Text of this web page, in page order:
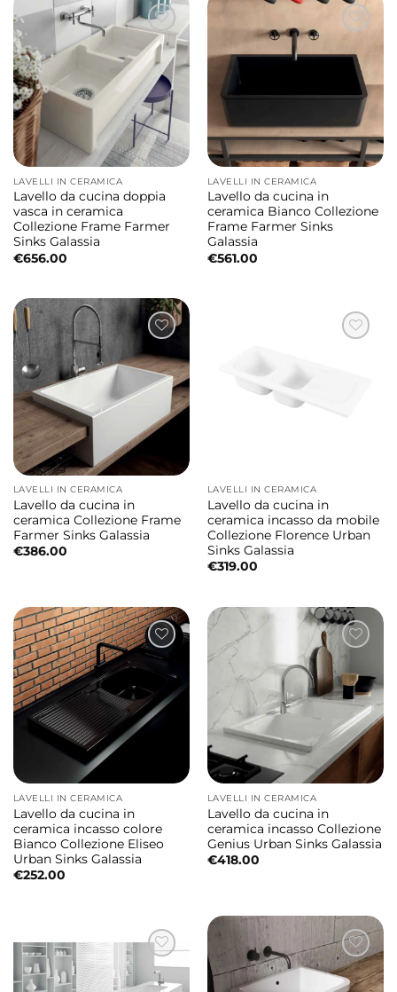
LAVELLI IN CERAMICA
Lavello da cucina doppia
vasca in ceramica
Collezione Frame Farmer
Sinks Galassia
€656.00
LAVELLI IN CERAMICA
Lavello da cucina in
ceramica Bianco Collezione
Frame Farmer Sinks
Galassia
€561.00
LAVELLI IN CERAMICA
Lavello da cucina in
ceramica Collezione Frame
Farmer Sinks Galassia
€386.00
LAVELLI IN CERAMICA
Lavello da cucina in
ceramica incasso da mobile
Collezione Florence Urban
Sinks Galassia
€319.00
LAVELLI IN CERAMICA
Lavello da cucina in
ceramica incasso colore
Bianco Collezione Eliseo
Urban Sinks Galassia
€252.00
LAVELLI IN CERAMICA
Lavello da cucina in
ceramica incasso Collezione
Genius Urban Sinks Galassia
€418.00